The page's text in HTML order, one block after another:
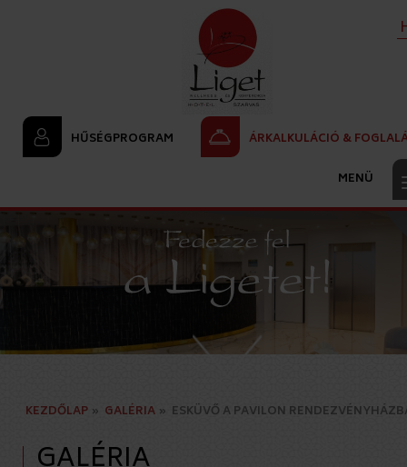
HŰSÉGPROGRAM ÁRKALKULÁCIÓ &
KEZDŐLAP » GALÉRIA » ESKÜVŐ A PAVILON